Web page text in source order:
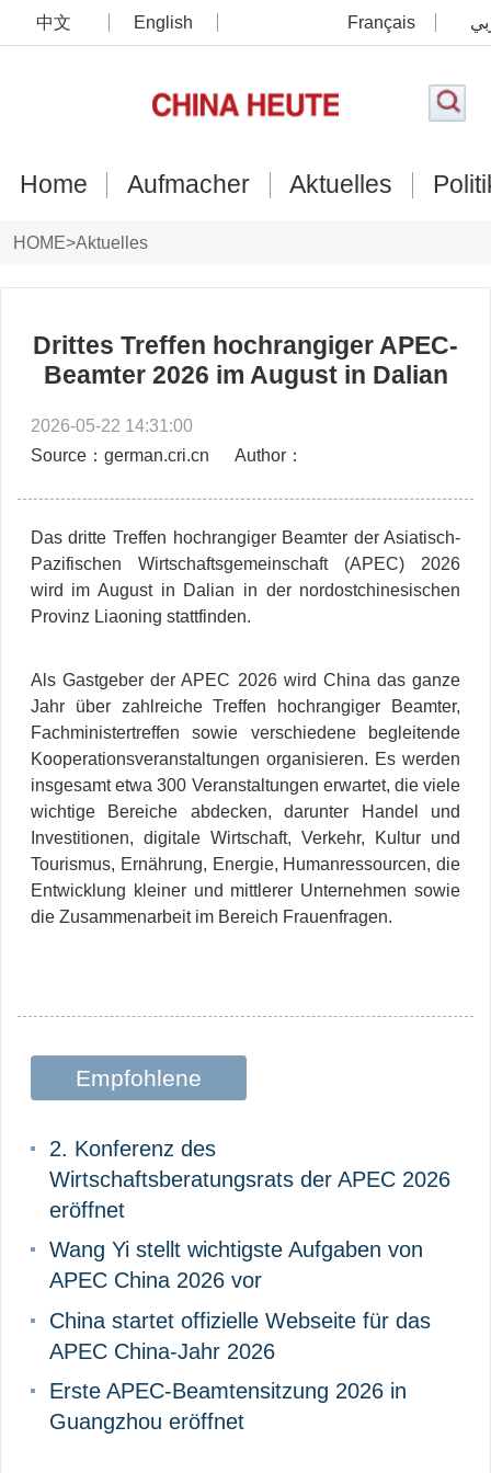
中文 English Français
Home Aufmacher Aktuelles
HOME>Aktuelles
Drittes Treffen hochrangiger APEC-
Beamter 2026 im August in Dalian
2026-05-22 14:31:00
Source：german.cri.cn
Author：
Das dritte Treffen hochrangiger Beamter der Asiatisch-
Pazifischen Wirtschaftsgemeinschaft (APEC) 2026
wird im August in Dalian in der nordostchinesischen
Provinz Liaoning stattfinden.
Als Gastgeber der APEC 2026 wird China das ganze
Jahr über zahlreiche Treffen hochrangiger Beamter,
Fachministertreffen sowie verschiedene begleitende
Kooperationsveranstaltungen organisieren. Es werden
insgesamt etwa 300 Veranstaltungen erwartet, die viele
wichtige Bereiche abdecken, darunter Handel und
Investitionen, digitale Wirtschaft, Verkehr, Kultur und
Tourismus, Ernährung, Energie, Humanressourcen, die
Entwicklung kleiner und mittlerer Unternehmen sowie
die Zusammenarbeit im Bereich Frauenfragen.
Empfohlene
2. Konferenz des
Wirtschaftsberatungsrats der APEC 2026
eröffnet
Wang Yi stellt wichtigste Aufgaben von
APEC China 2026 vor
China startet offizielle Webseite für das
APEC China-Jahr 2026
Erste APEC-Beamtensitzung 2026 in
Guangzhou eröffnet